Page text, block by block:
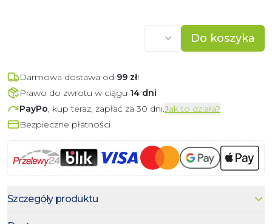
Do koszyka
Darmowa dostawa od 99 zł!
Prawo do zwrotu w ciągu 14 dni
PayPo, kup teraz, zapłać za 30 dni.Jak to działa?
Bezpieczne płatności
Szczegóły produktu